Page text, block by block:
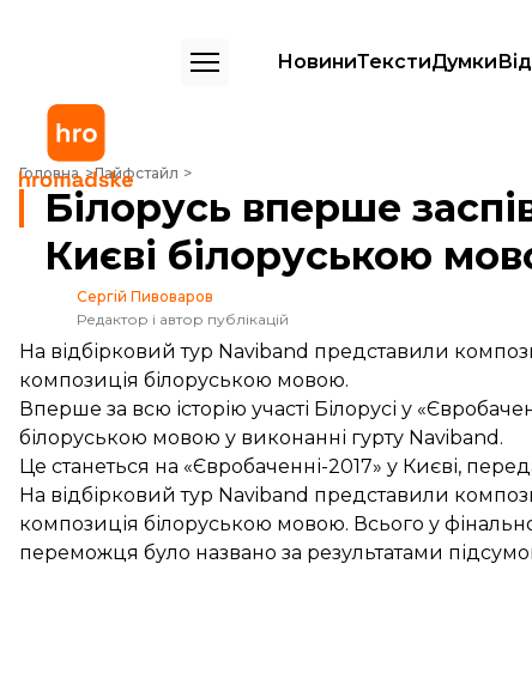
НовиниТекстиДумки
Головна Лайфстайл
Білорусь вперше заспіває на «Євробаченні» у Києві білоруською
Білорусь вперше
Києві білоруською
Сергій Пивоваров
Редактор і автор публікацій
На відбірковий тур Naviband представили
композиція білоруською мовою.
Вперше за всю історію участі Білорусі у
білоруською мовою у виконанні гурту Naviband.
Це станеться на «Євробаченні-2017» у Києві,
На відбірковий тур Naviband представили
композиція білоруською мовою. Всього у
переможця було названо за результатами